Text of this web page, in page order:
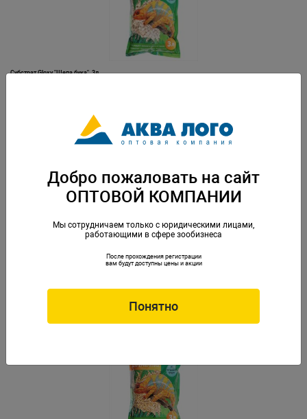
Субстрат Gloxy "Щепа бука", 3л
Добро пожаловать на сайт
ОПТОВОЙ КОМПАНИИ
Мы сотрудничаем только с юридическими лицами,
работающими в сфере зообизнеса
После прохождения регистрации
вам будут доступны цены и акции
Понятно